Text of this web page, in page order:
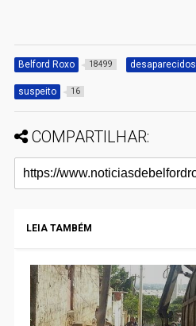
Belford Roxo 18499 desaparecidos
suspeito 16
COMPARTILHAR:
LEIA TAMBÉM